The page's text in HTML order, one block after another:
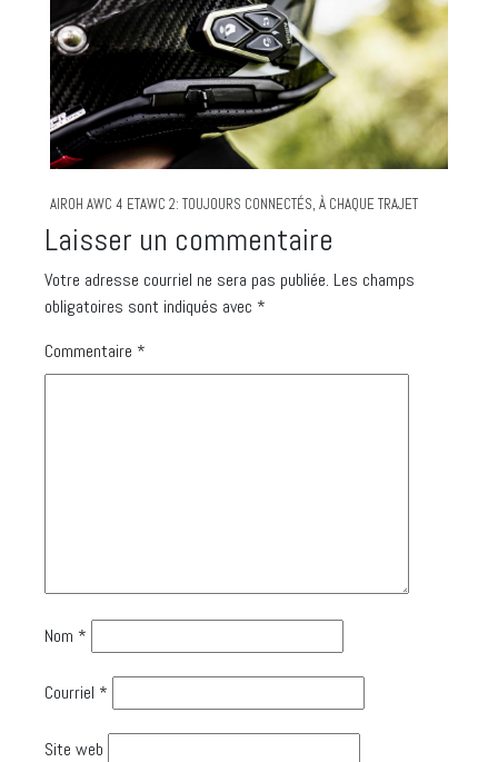
AIROH AWC 4 ETAWC 2: TOUJOURS CONNECTÉS, À CHAQUE TRAJET
Laisser un commentaire
Votre adresse courriel ne sera pas publiée. Les champs
obligatoires sont indiqués avec *
Commentaire *
Nom *
Courriel *
Site web